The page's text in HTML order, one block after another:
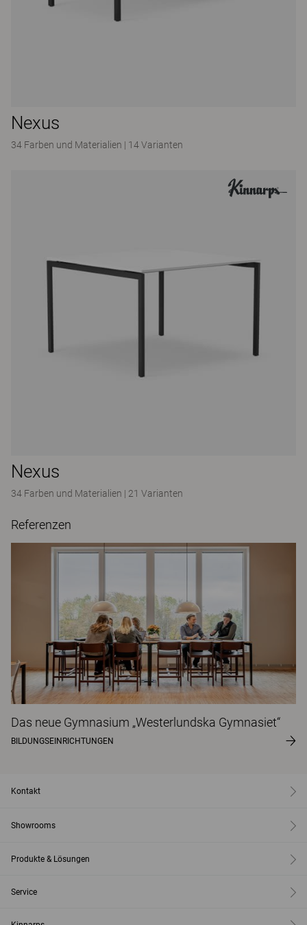
Nexus
34 Farben und Materialien | 14 Varianten
Nexus
34 Farben und Materialien | 21 Varianten
Referenzen
Das neue Gymnasium „Westerlundska Gymnasiet“
BILDUNGSEINRICHTUNGEN
Kontakt
Showrooms
Produkte & Lösungen
Service